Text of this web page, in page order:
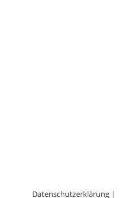
Datenschutzerklärung |